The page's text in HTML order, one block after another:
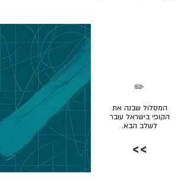
המסלול שבנה את
הקופי בישראל עובר
לשלב הבא.
✏️
>>